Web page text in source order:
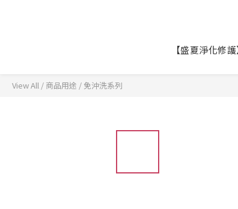
【盛夏淨化修護
View All / 商品用途 / 免沖洗系列